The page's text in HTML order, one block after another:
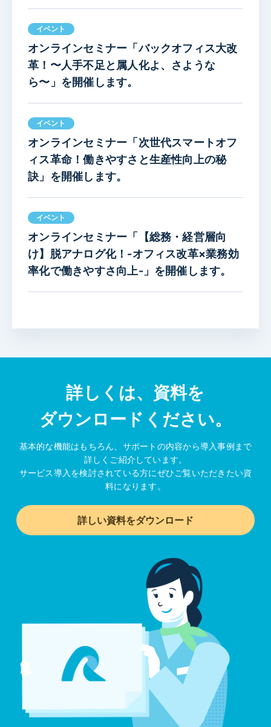
イベント
オンラインセミナー「バックオフィス大改
革！〜人手不足と属人化よ、さような
ら〜」を開催します。
イベント
オンラインセミナー「次世代スマートオフ
ィス革命！働きやすさと生産性向上の秘
訣」を開催します。
イベント
オンラインセミナー「【総務・経営層向
け】脱アナログ化！-オフィス改革×業務効
率化で働きやすさ向上-」を開催します。
詳しくは、資料を
ダウンロードください。
基本的な機能はもちろん、サポートの内容から導入事例まで
詳しくご紹介しています。
サービス導入を検討されている方にぜひご覧いただきたい資
料になります。
詳しい資料をダウンロード